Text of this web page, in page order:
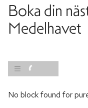
Boka din
Medelhavet
No block found for